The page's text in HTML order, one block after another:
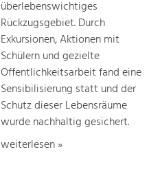
überlebenswichtiges
Rückzugsgebiet. Durch
Exkursionen, Aktionen mit
Schülern und gezielte
Öffentlichkeitsarbeit fand eine
Sensibilisierung statt und der
Schutz dieser Lebensräume
wurde nachhaltig gesichert.
weiterlesen »